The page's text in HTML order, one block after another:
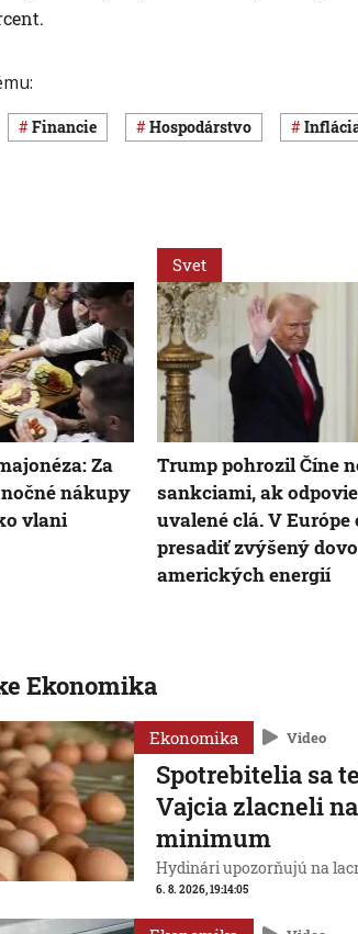
Financie hospodárstvo
Za
nákupy
vlani
Svet
Trump pohrozil Číne
sankciami, ak
uvalené clá. V Európe
presadiť zvýšený
amerických energií
Ekonomika
Ekonomika Video
Spotrebitelia sa
Vajcia zlacneli
minimum
Hydinári upozorňujú na
6. 8. 2026, 19:14:05